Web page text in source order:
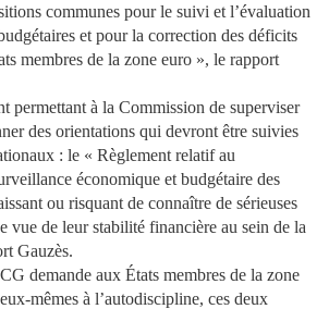
communes pour le suivi et l’évaluation
et pour la correction des déficits
membres de la zone euro », le rapport
permettant à la Commission de superviser
des orientations qui devront être suivies
: le « Règlement relatif au
économique et budgétaire des
ou risquant de connaître de sérieuses
vue de leur stabilité financière au sein de la
Gauzès.
demande aux États membres de la zone
mêmes à l’autodiscipline, ces deux